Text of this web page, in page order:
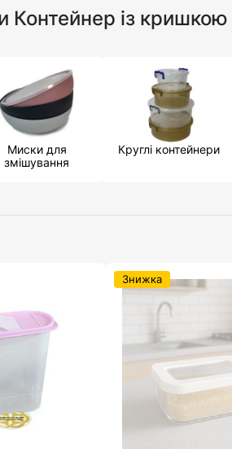
Контейнер із
Миски для
змішування
Круглі контейнери
Знижка